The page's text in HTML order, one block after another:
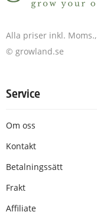
Alla priser inkl.
© growland.se
Service
Om oss
Kontakt
Betalningssätt
Frakt
Affiliate